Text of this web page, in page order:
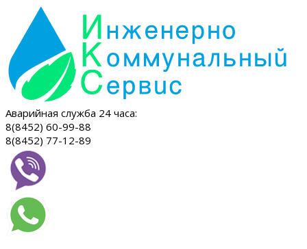
Аварийная служба 24 часа:
8(8452) 60-99-88
8(8452) 77-12-89